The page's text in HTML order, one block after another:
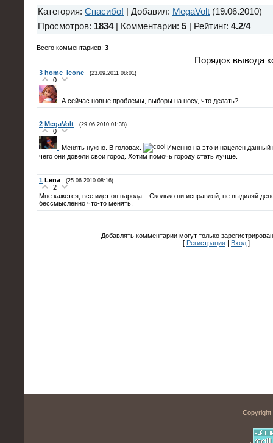
Категория: Спасибо! Добавил: MegaVolt (19.06.2010)
Просмотров: 1834| Комментарии: 5 Рейтинг: 4.2/4
Всего комментариев: 3
Порядок вывода
3 home_leone (23.09.2011 08:01)
0
А сейчас новые проблемы, выборы на носу, что делать?
2 MegaVolt (29.06.2010 01:38)
0
Менять нужно. В головах.
Именно на это и нацелен
чего они довели свои город. Хотим помочь городу стать лучше.
1 Lena (25.06.2010 08:16)
2
Мне кажется, все идет он народа... Сколько ни исправляй, не выдиляй
бессмысленно что-то менять.
Добавлять комментарии могут только
[ Регистрация Вход]
Copyright